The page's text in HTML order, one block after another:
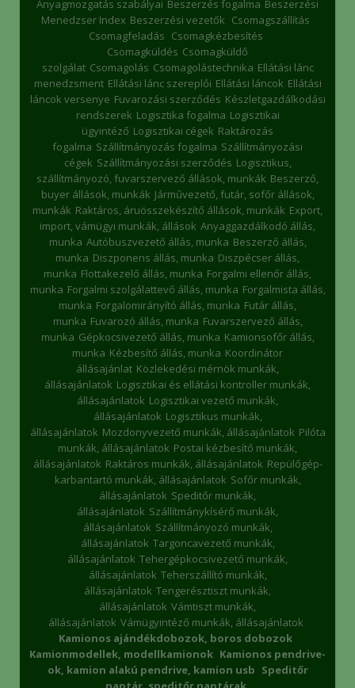
Anyagmozgatás szabályai Beszerzés fogalma Beszerzési
Menedzser Index Beszerzési vezetők Csomagszállítás
Csomagfeladás Csomagkézbesítés
Csomagküldés Csomagküldő
szolgálat Csomagolás Csomagolástechnika Ellátási lánc
menedzsment Ellátási lánc szereplői Ellátási láncok Ellátási
láncok versenye Fuvarozási szerződés Készletgazdálkodási
rendszerek Logisztika fogalma Logisztikai
ügyintéző Logisztikai cégek Raktározás
fogalma Szállítmányozás fogalma Szállítmányozási
cégek Szállítmányozási szerződés Logisztikus,
szállítmányozó, fuvarszervező állások, munkák Beszerző,
buyer állások, munkák Járművezető, futár, sofőr állások,
munkák Raktáros, áruösszekészítő állások, munkák Export,
import, vámügyi munkák, állások Anyaggazdálkodó állás,
munka Autóbuszvezető állás, munka Beszerző állás,
munka Diszponens állás, munka Diszpécser állás,
munka Flottakezelő állás, munka Forgalmi ellenőr állás,
munka Forgalmi szolgálattevő állás, munka Forgalmista állás,
munka Forgalomirányító állás, munka Futár állás,
munka Fuvarozó állás, munka Fuvarszervező állás,
munka Gépkocsivezető állás, munka Kamionsofőr állás,
munka Kézbesítő állás, munka Koordinátor
állásajánlat Közlekedési mérnök munkák,
állásajánlatok Logisztikai és ellátási kontroller munkák,
állásajánlatok Logisztikai vezető munkák,
állásajánlatok Logisztikus munkák,
állásajánlatok Mozdonyvezető munkák, állásajánlatok Pilóta
munkák, állásajánlatok Postai kézbesítő munkák,
állásajánlatok Raktáros munkák, állásajánlatok Repülőgép-
karbantartó munkák, állásajánlatok Sofőr munkák,
állásajánlatok Speditőr munkák,
állásajánlatok Szállítmánykísérő munkák,
állásajánlatok Szállítmányozó munkák,
állásajánlatok Targoncavezető munkák,
állásajánlatok Tehergépkocsivezető munkák,
állásajánlatok Teherszállító munkák,
állásajánlatok Tengerésztiszt munkák,
állásajánlatok Vámtiszt munkák,
állásajánlatok Vámügyintéző munkák, állásajánlatok
Kamionos ajándékdobozok, boros dobozok
Kamionmodellek, modellkamionok Kamionos pendrive-
ok, kamion alakú pendrive, kamion usb Speditőr